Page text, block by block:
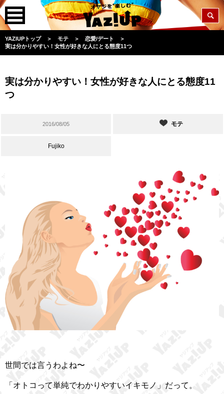
YAZIUPトップ ＞ モテ ＞ 恋愛/デート
＞
実は分かりやすい！女性が好きな人にとる態度11つ
実は分かりやすい！女性が好きな人にとる態度11
つ
2016/08/05 モテ
Fujiko
世間では言うわよね〜
「オトコって単純でわかりやすいイキモノ」だって。